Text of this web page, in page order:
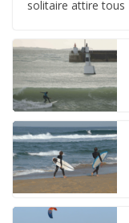
solitaire attire tous